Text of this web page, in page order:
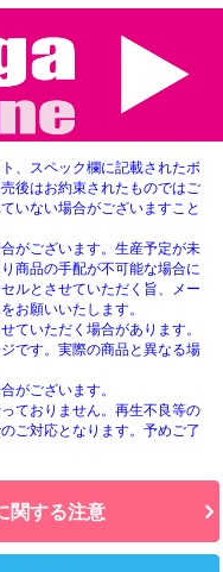
、スペック欄に記載されたボ
後はお約束されたものではご
いない場合がございますこと
がございます。生産予定が未
商品の手配が不可能な場合に
ルとさせていただく旨、メー
お願いいたします。
ていただく場合があります。
です。実際の商品と異なる場
がございます。
ておりません。再生不良等の
ご対応となります。予めご了
関する注意